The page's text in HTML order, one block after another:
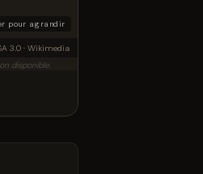
pour agrandir
3.0 · Wikimedia
disponible.